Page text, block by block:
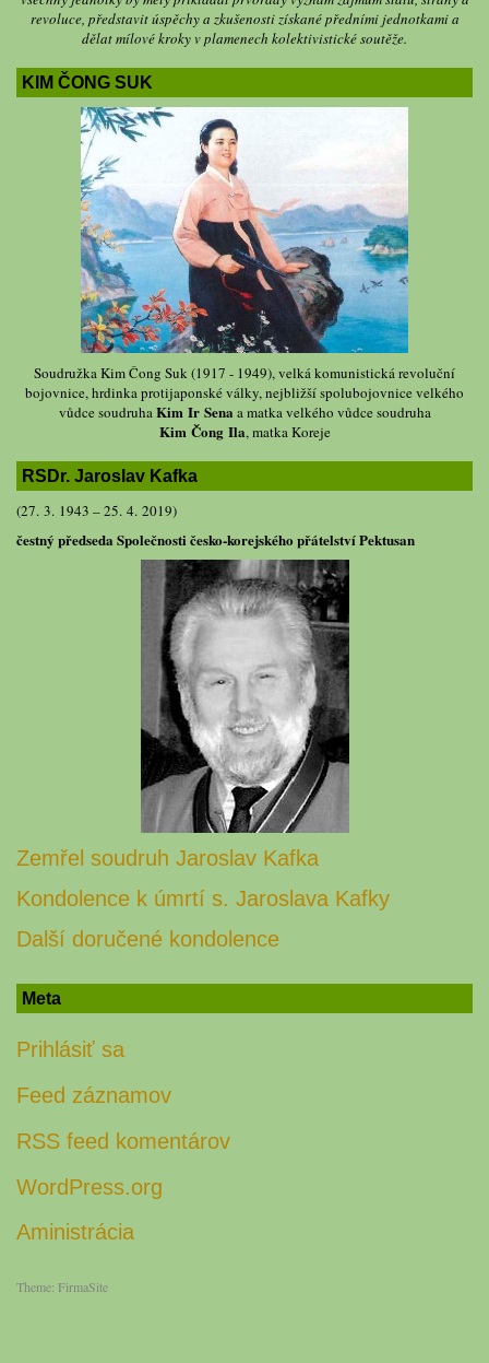
revoluce, představit úspěchy a zkušenosti získané předními jednotkami a
dělat mílové kroky v plamenech kolektivistické soutěže.
KIM ČONG SUK
Soudružka Kim Čong Suk (1917 - 1949), velká komunistická revoluční
bojovnice, hrdinka protijaponské války, nejbližší spolubojovnice velkého
vůdce soudruhaKim Ir Sena a matka velkého vůdce soudruha
Kim Čong Ila, matka Koreje
RSDr. Jaroslav Kafka
(27. 3. 1943 – 25. 4. 2019)
čestný předseda Společnosti česko-korejského přátelství Pektusan
Zemřel soudruh Jaroslav Kafka
Kondolence k úmrtí s. Jaroslava Kafky
Další doručené kondolence
Meta
Prihlásiť sa
Feed záznamov
RSS feed komentárov
WordPress.org
Aministrácia
Theme: FirmaSite